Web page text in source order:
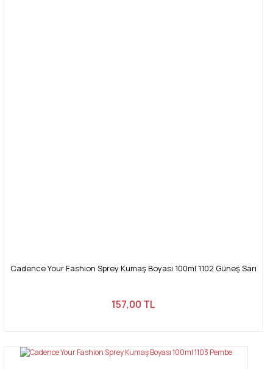
Cadence Your Fashion Sprey Kumaş Boyası 100ml 1102 Güneş Sarı
157,00 TL